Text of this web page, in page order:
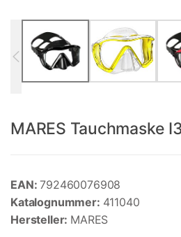
MARES Tauchmaske
EAN: 792460076908
Katalognummer: 411040
Hersteller: MARES